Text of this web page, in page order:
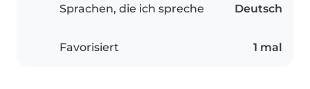
Sprachen, die ich spreche Deutsch
Favorisiert 1 mal